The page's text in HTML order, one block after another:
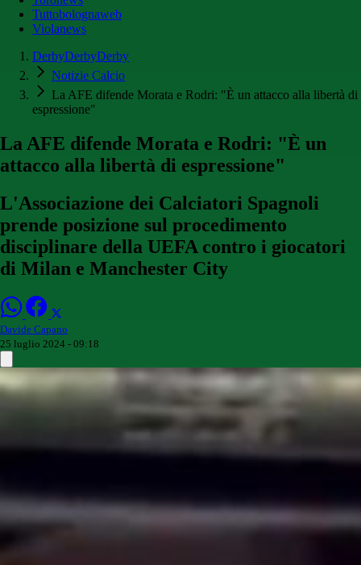
Tuttobolognaweb
Violanews
DerbyDerbyDerby
Notizie Calcio
La AFE difende Morata e Rodri: "È un attacco alla libertà di
espressione"
La AFE difende Morata e Rodri: "È un
attacco alla libertà di espressione"
L'Associazione dei Calciatori Spagnoli
prende posizione sul procedimento
disciplinare della UEFA contro i giocatori
di Milan e Manchester City
Davide Capano
25 luglio 2024 - 09:18